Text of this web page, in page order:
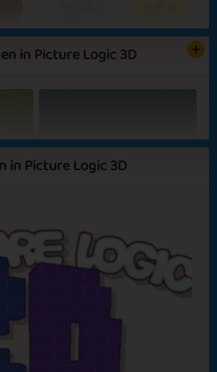
3D Scientist
in Picture Logic 3D
Rainy Mornings
Carnival Season
in Picture Logic 3D